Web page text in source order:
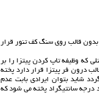
بدون قالب روی سنگ کف تنور قرار
که وظیفه تاپ کردن پیتزا را بر
درون فر پیتزا قرار دارد پخته
شاید بتوان ایرادی بابت عدم
درجه سانتیگراد پخته می شود که